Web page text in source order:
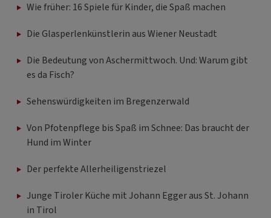
Wie früher: 16 Spiele für Kinder, die Spaß machen
Die Glasperlenkünstlerin aus Wiener Neustadt
Die Bedeutung von Aschermittwoch. Und: Warum gibt
es da Fisch?
Sehenswürdigkeiten im Bregenzerwald
Von Pfotenpflege bis Spaß im Schnee: Das braucht der
Hund im Winter
Der perfekte Allerheiligenstriezel
Junge Tiroler Küche mit Johann Egger aus St. Johann
in Tirol